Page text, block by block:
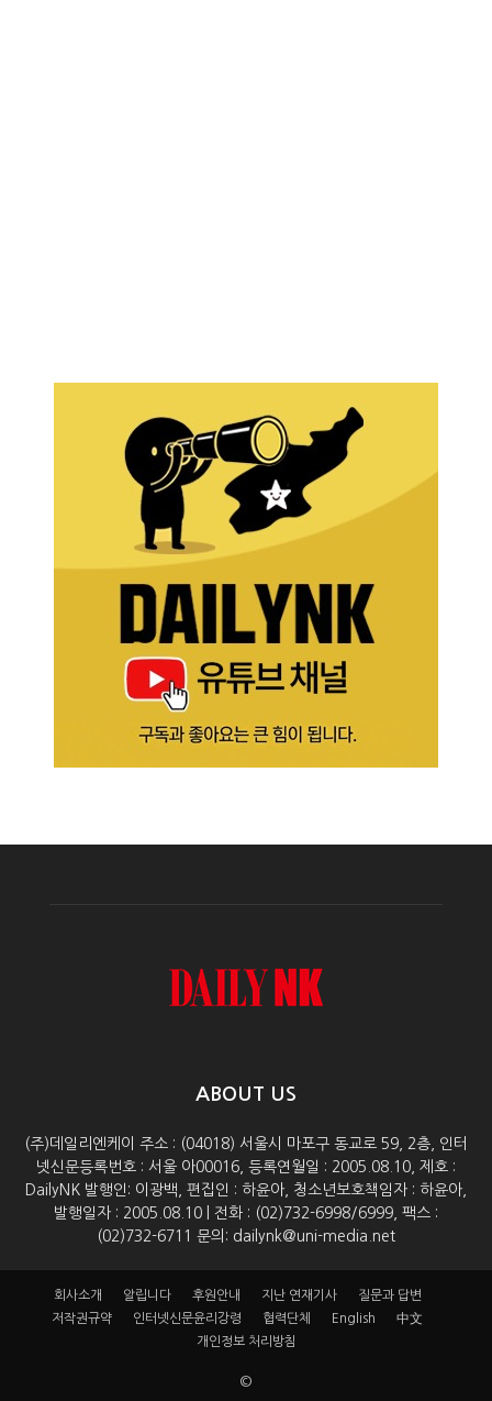
ABOUT US
(주)데일리엔케이 주소 : (04018) 서울시 마포구 동교로 59, 2층, 인터
넷신문등록번호 : 서울 아00016, 등록연월일 : 2005.08.10, 제호 :
DailyNK 발행인: 이광백, 편집인 : 하윤아, 청소년보호책임자 : 하윤아,
발행일자 : 2005.08.10 | 전화 : (02)732-6998/6999, 팩스 :
(02)732-6711 문의: dailynk@uni-media.net
회사소개 알립니다 후원안내 지난 연재기사
질문과 답변
저작권규약
인터넷신문윤리강령 협력단체 English
中文
개인정보 처리방침
©